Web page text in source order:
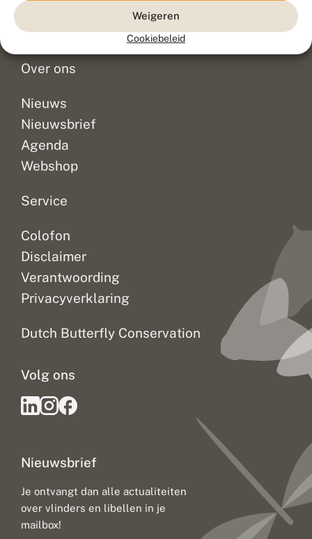
Weigeren
Cookiebeleid
Doneer
Over ons
Nieuws
Nieuwsbrief
Agenda
Webshop
Service
Colofon
Disclaimer
Verantwoording
Privacyverklaring
Dutch Butterfly Conservation
Nieuwsbrief
Je ontvangt dan alle actualiteiten
over vlinders en libellen in je
mailbox!
Volg ons